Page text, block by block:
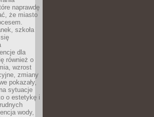
naprawdę
że miasto
szkoła
dla
również o
wzrost
zmiany
pokazały,
sytuacje
o estetykę i
wody,